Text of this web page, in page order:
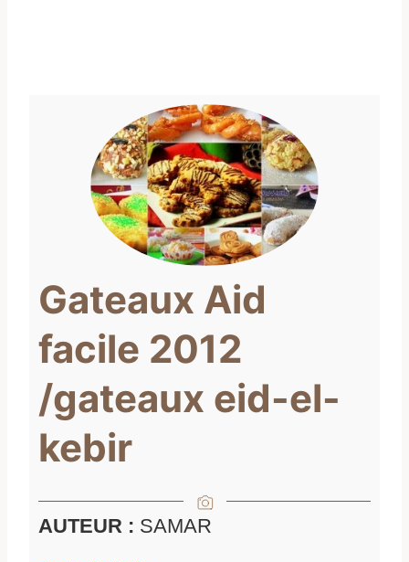
Gateaux Aid
facile 2012
/gateaux eid-el-
kebir
AUTEUR : SAMAR